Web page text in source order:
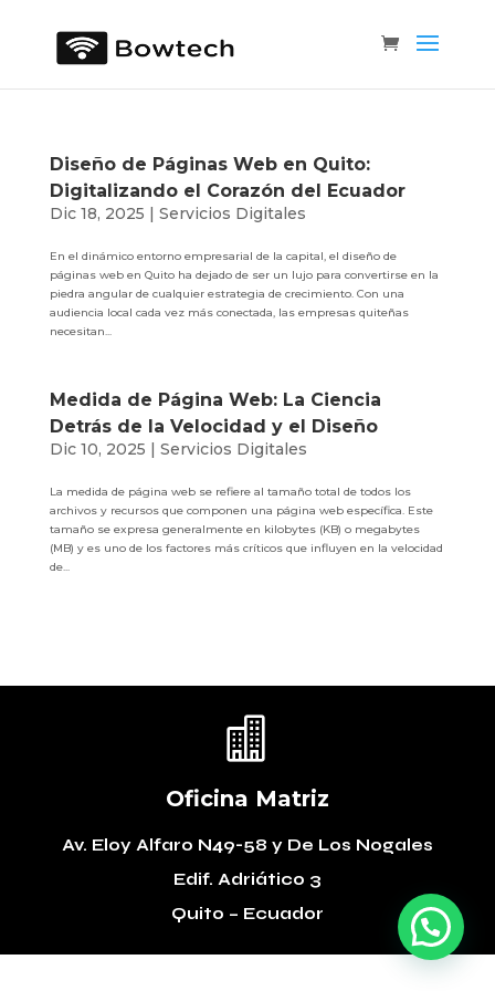
Diseño de Páginas Web en Quito:
Digitalizando el Corazón del Ecuador
Dic 18, 2025 | Servicios Digitales
En el dinámico entorno empresarial de la capital, el diseño de
páginas web en Quito ha dejado de ser un lujo para convertirse en la
piedra angular de cualquier estrategia de crecimiento. Con una
audiencia local cada vez más conectada, las empresas quiteñas
necesitan...
Medida de Página Web: La Ciencia
Detrás de la Velocidad y el Diseño
Dic 10, 2025 | Servicios Digitales
La medida de página web se refiere al tamaño total de todos los
archivos y recursos que componen una página web específica. Este
tamaño se expresa generalmente en kilobytes (KB) o megabytes
(MB) y es uno de los factores más críticos que influyen en la velocidad
de...

Oficina Matriz
Av. Eloy Alfaro N49-58 y De Los Nogales
Edif. Adriático 3
Quito – Ecuador